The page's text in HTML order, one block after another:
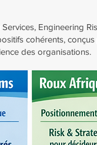
Engineering
cohérents,
des organisations.